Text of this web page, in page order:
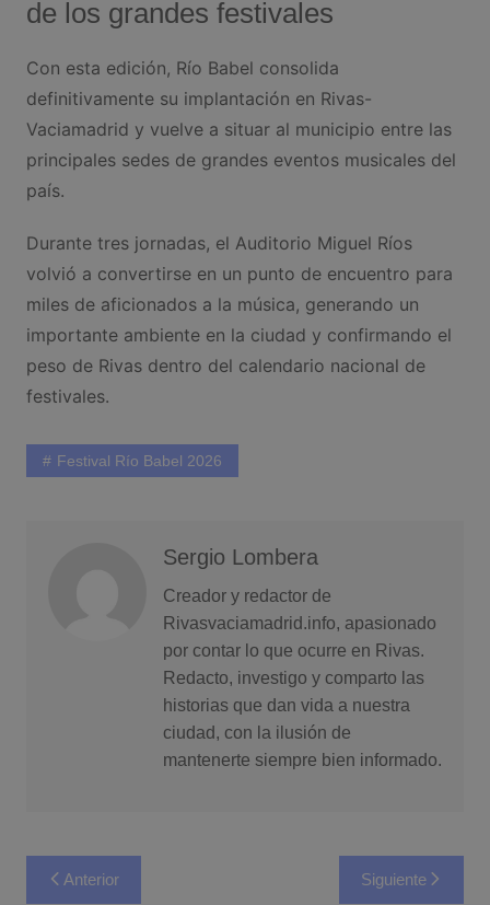
de los grandes festivales
Con esta edición, Río Babel consolida
definitivamente su implantación en Rivas-
Vaciamadrid y vuelve a situar al municipio entre las
principales sedes de grandes eventos musicales del
país.
Durante tres jornadas, el Auditorio Miguel Ríos
volvió a convertirse en un punto de encuentro para
miles de aficionados a la música, generando un
importante ambiente en la ciudad y confirmando el
peso de Rivas dentro del calendario nacional de
festivales.
Festival Río Babel 2026
Sergio Lombera
Creador y redactor de
Rivasvaciamadrid.info, apasionado
por contar lo que ocurre en Rivas.
Redacto, investigo y comparto las
historias que dan vida a nuestra
ciudad, con la ilusión de
mantenerte siempre bien informado.
Navegación
Anterior Siguiente